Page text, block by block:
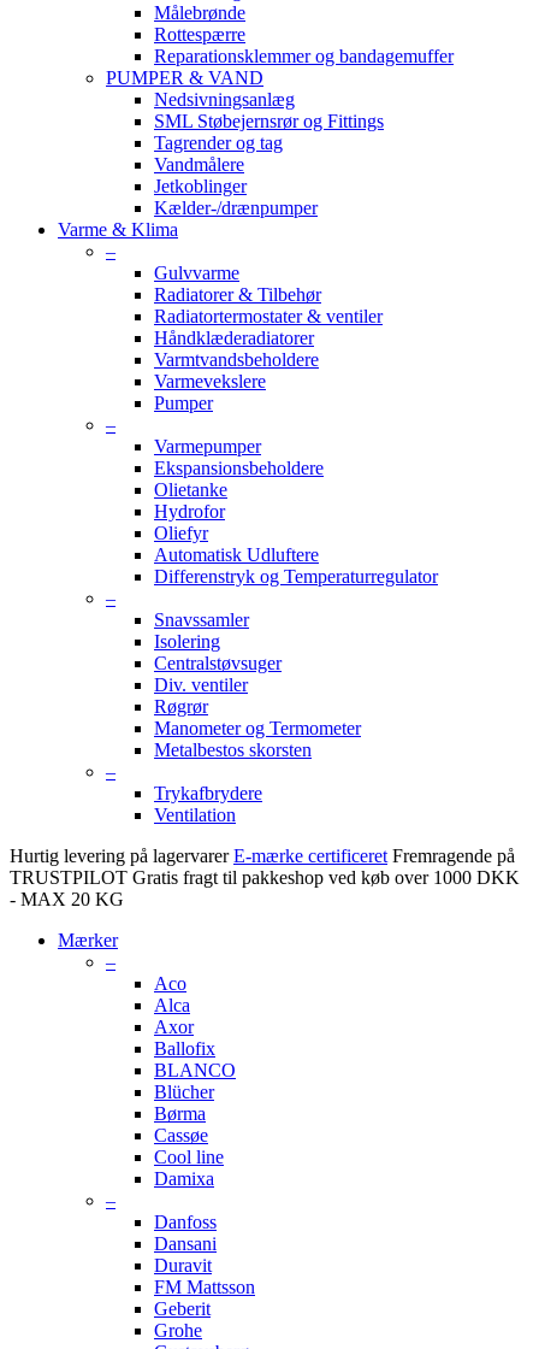
Målebrønde
Rottespærre
Reparationsklemmer og bandagemuffer
PUMPER & VAND
Nedsivningsanlæg
SML Støbejernsrør og Fittings
Tagrender og tag
Vandmålere
Jetkoblinger
Kælder-/drænpumper
Varme & Klima
–
Gulvvarme
Radiatorer & Tilbehør
Radiatortermostater & ventiler
Håndklæderadiatorer
Varmtvandsbeholdere
Varmevekslere
Pumper
–
Varmepumper
Ekspansionsbeholdere
Olietanke
Hydrofor
Oliefyr
Automatisk Udluftere
Differenstryk og Temperaturregulator
–
Snavssamler
Isolering
Centralstøvsuger
Div. ventiler
Røgrør
Manometer og Termometer
Metalbestos skorsten
–
Trykafbrydere
Ventilation
Hurtig levering på lagervarer E-mærke certificeret Fremragende på
TRUSTPILOT Gratis fragt til pakkeshop ved køb over 1000 DKK
- MAX 20 KG
Mærker
–
Aco
Alca
Axor
Ballofix
BLANCO
Blücher
Børma
Cassøe
Cool line
Damixa
–
Danfoss
Dansani
Duravit
FM Mattsson
Geberit
Grohe